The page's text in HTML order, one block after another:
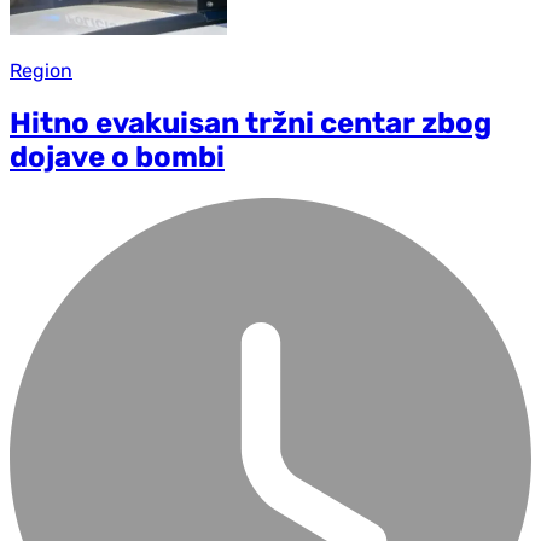
Region
Hitno evakuisan tržni centar zbog
dojave o bombi